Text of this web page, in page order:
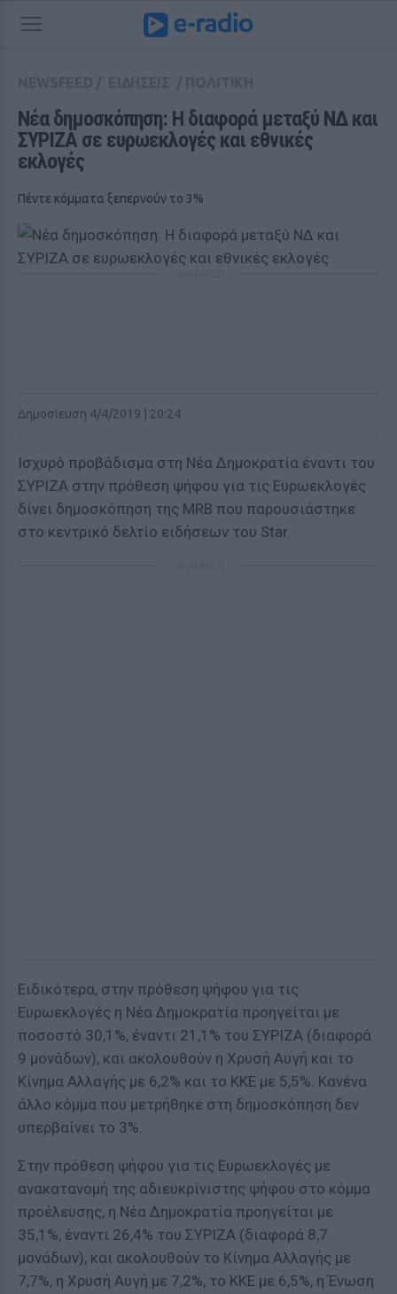
Νέα δημοσκόπηση: Η διαφορά μεταξύ ΝΔ και
ΣΥΡΙΖΑ σε ευρωεκλογές και εθνικές
εκλογές
Πέντε κόμματα ξεπερνούν το 3%
Δημοσίευση 4/4/2019 | 20:24
Ισχυρό προβάδισμα στη Νέα Δημοκρατία έναντι του
ΣΥΡΙΖΑ στην πρόθεση ψήφου για τις Ευρωεκλογές
δίνει δημοσκόπηση της MRB που παρουσιάστηκε
στο κεντρικό δελτίο ειδήσεων του Star.
Ειδικότερα, στην πρόθεση ψήφου για τις
Ευρωεκλογές η Νέα Δημοκρατία προηγείται με
ποσοστό 30,1%, έναντι 21,1% του ΣΥΡΙΖΑ (διαφορά
9 μονάδων), και ακολουθούν η Χρυσή Αυγή και το
Κίνημα Αλλαγής με 6,2% και το ΚΚΕ με 5,5%. Κανένα
άλλο κόμμα που μετρήθηκε στη δημοσκόπηση δεν
υπερβαίνει το 3%.
Στην πρόθεση ψήφου για τις Ευρωεκλογές με
ανακατανομή της αδιευκρίνιστης ψήφου στο κόμμα
προέλευσης, η Νέα Δημοκρατία προηγείται με
35,1%, έναντι 26,4% του ΣΥΡΙΖΑ (διαφορά 8,7
μονάδων), και ακολουθούν το Κίνημα Αλλαγής με
7,7%, η Χρυσή Αυγή με 7,2%, το ΚΚΕ με 6,5%, η Ένωση